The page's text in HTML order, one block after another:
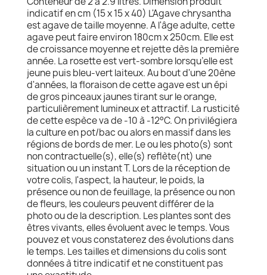
indicatif en cm (15 x 15 x 40) L'Agave chrysantha
est agave de taille moyenne. A l'âge adulte, cette
agave peut faire environ 180cm x 250cm. Elle est
de croissance moyenne et rejette dès la première
année. La rosette est vert-sombre lorsqu’elle est
jeune puis bleu-vert laiteux. Au bout d'une 20ène
d'années, la floraison de cette agave est un épi
de gros pinceaux jaunes tirant sur le orange,
particulièrement lumineux et attractif. La rusticité
de cette espèce va de -10 à -12°C. On privilégiera
la culture en pot/bac ou alors en massif dans les
régions de bords de mer. Le ou les photo(s) sont
non contractuelle(s), elle(s) reflète(nt) une
situation ou un instant T. Lors de la réception de
votre colis, l'aspect, la hauteur, le poids, la
présence ou non de feuillage, la présence ou non
de fleurs, les couleurs peuvent différer de la
photo ou de la description. Les plantes sont des
êtres vivants, elles évoluent avec le temps. Vous
pouvez et vous constaterez des évolutions dans
le temps. Les tailles et dimensions du colis sont
données à titre indicatif et ne constituent pas